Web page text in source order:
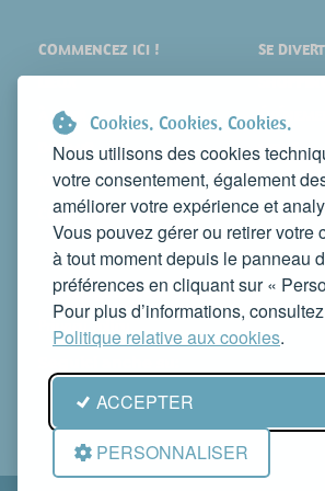
Cookies. Cookies. Cookies.
Nous utilisons des cookies
votre consentement, également
améliorer votre expérience et
Vous pouvez gérer ou retirer votre
à tout moment depuis le panneau
préférences en cliquant sur «
Pour plus d’informations,
Politique relative aux cookies.
ACCEPTER
PERSONNALISER
COMMENCEZ ICI !
À VOIR
DORMIR
MANGER
SE
NEWS
WEB TV
CONTACTS
FAITES CONNAÎTRE VOTRE ACTIVITÉ
CONTACTEZ-NOUS POUR LA PUBLIER SUR
info@rivieradelconero.tv
Privacy Policy